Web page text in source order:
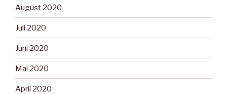
August 2020
Juli 2020
Juni 2020
Mai 2020
April 2020